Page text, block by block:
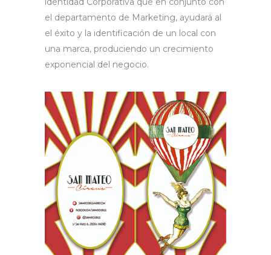
el departamento de Marketing, ayudará al
el éxito y la identificación de un local con
una marca, produciendo un crecimiento
exponencial del negocio.